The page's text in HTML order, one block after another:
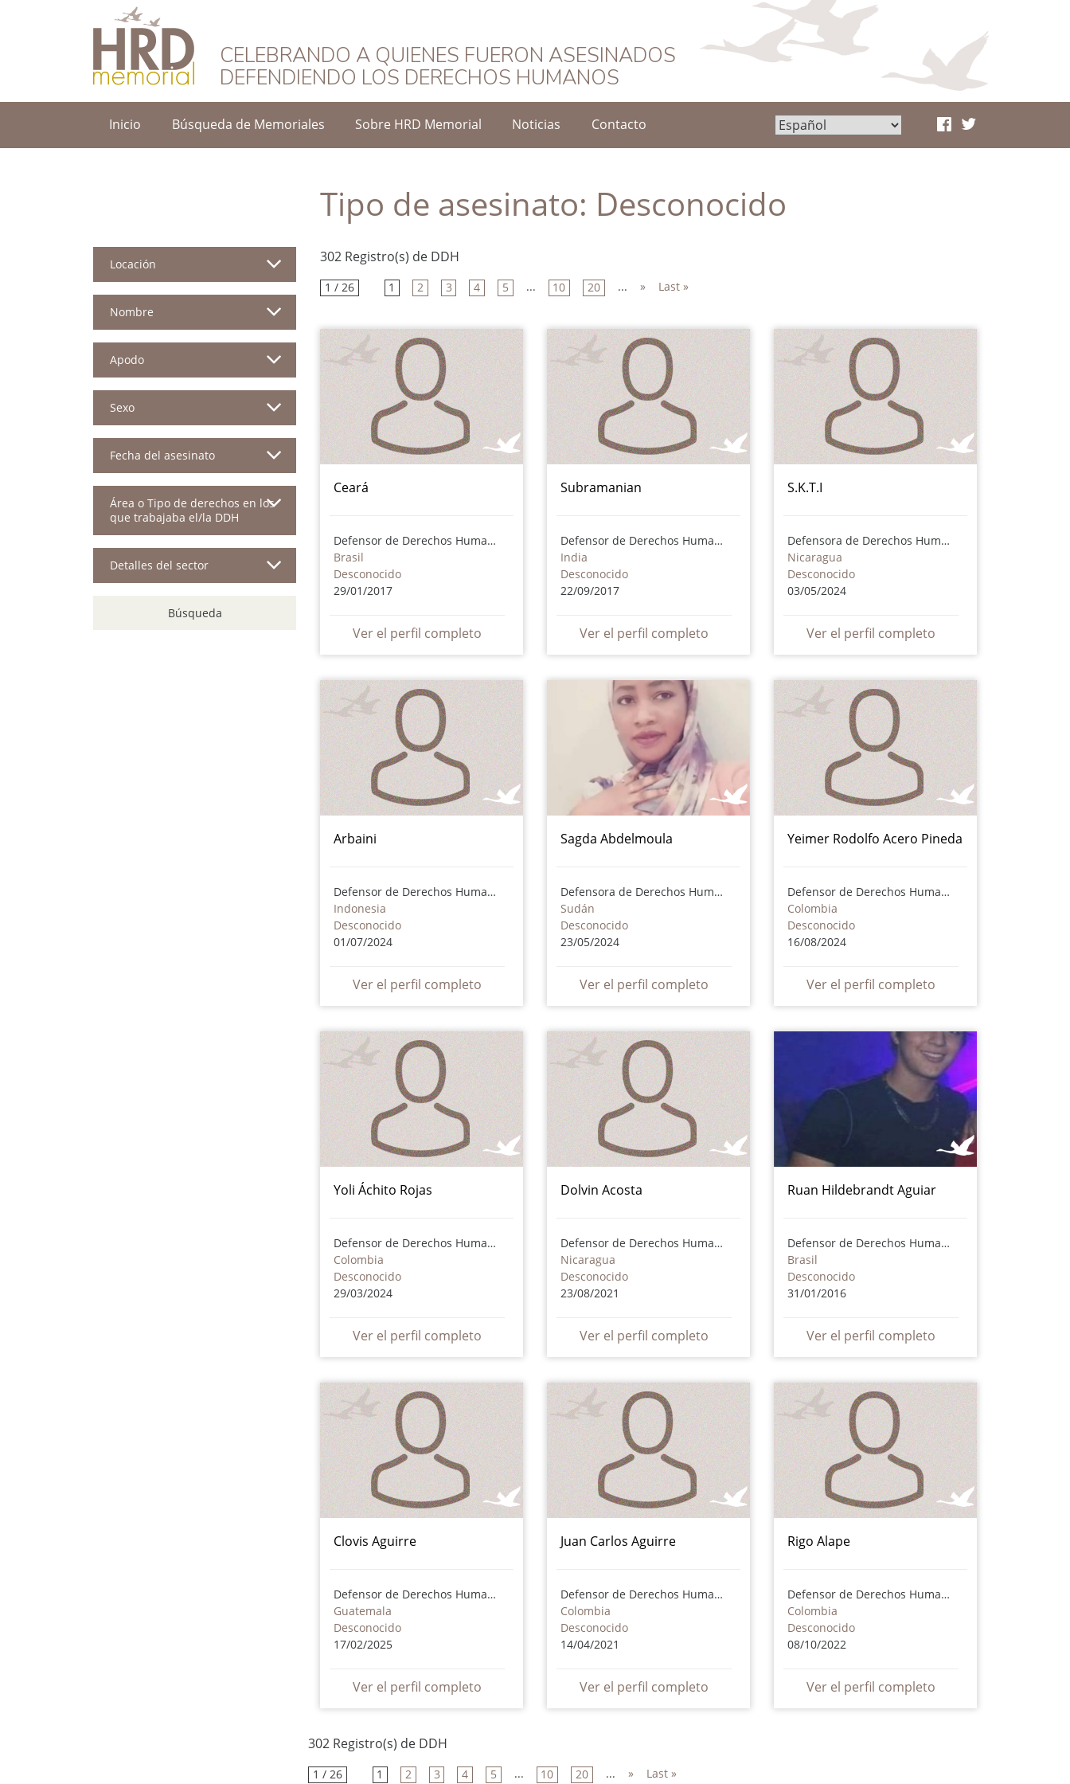
HRD Memorial – Español
CELEBRANDO A QUIENES FUERON ASESINADOS
DEFENDIENDO LOS DERECHOS HUMANOS
Inicio Búsqueda de Memoriales Sobre HRD Memorial Noticias Contacto
Tipo de asesinato: Desconocido
Locación
Nombre
Apodo
Sexo
Fecha del asesinato
Área o Tipo de derechos en los
que trabajaba el/la DDH
Detalles del sector
Búsqueda
302 Registro(s) de DDH
1 / 26 1 2 3 4 5 ... 10 20 ... » Last »
Ceará
Defensor de Derechos Humanos
Brasil
Desconocido
29/01/2017
Ver el perfil completo
Subramanian
Defensor de Derechos Humanos
India
Desconocido
22/09/2017
Ver el perfil completo
S.K.T.I
Defensora de Derechos Humanos
Nicaragua
Desconocido
03/05/2024
Ver el perfil completo
Arbaini
Defensor de Derechos Humanos
Indonesia
Desconocido
01/07/2024
Ver el perfil completo
Sagda Abdelmoula
Defensora de Derechos Humanos
Sudán
Desconocido
23/05/2024
Ver el perfil completo
Yeimer Rodolfo Acero Pineda
Defensor de Derechos Humanos
Colombia
Desconocido
16/08/2024
Ver el perfil completo
Yoli Áchito Rojas
Defensor de Derechos Humanos
Colombia
Desconocido
29/03/2024
Ver el perfil completo
Dolvin Acosta
Defensor de Derechos Humanos
Nicaragua
Desconocido
23/08/2021
Ver el perfil completo
Ruan Hildebrandt Aguiar
Defensor de Derechos Humanos
Brasil
Desconocido
31/01/2016
Ver el perfil completo
Clovis Aguirre
Defensor de Derechos Humanos
Guatemala
Desconocido
17/02/2025
Ver el perfil completo
Juan Carlos Aguirre
Defensor de Derechos Humanos
Colombia
Desconocido
14/04/2021
Ver el perfil completo
Rigo Alape
Defensor de Derechos Humanos
Colombia
Desconocido
08/10/2022
Ver el perfil completo
302 Registro(s) de DDH
1 / 26 1 2 3 4 5 ... 10 20 ... » Last »